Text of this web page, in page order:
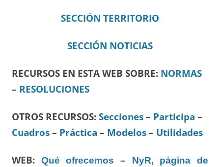
SECCIÓN TERRITORIO
SECCIÓN NOTICIAS
RECURSOS EN ESTA WEB SOBRE: NORMAS
– RESOLUCIONES
OTROS RECURSOS: Secciones – Participa –
Cuadros – Práctica – Modelos – Utilidades
WEB: Qué ofrecemos – NyR, página de